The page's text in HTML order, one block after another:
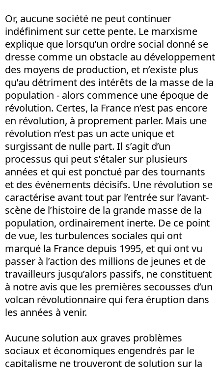
Or, aucune société ne peut continuer
indéfiniment sur cette pente. Le marxisme
explique que lorsqu’un ordre social donné se
dresse comme un obstacle au développement
des moyens de production, et n’existe plus
qu’au détriment des intérêts de la masse de la
population - alors commence une époque de
révolution. Certes, la France n’est pas encore
en révolution, à proprement parler. Mais une
révolution n’est pas un acte unique et
surgissant de nulle part. Il s’agit d’un
processus qui peut s’étaler sur plusieurs
années et qui est ponctué par des tournants
et des événements décisifs. Une révolution se
caractérise avant tout par l’entrée sur l’avant-
scène de l’histoire de la grande masse de la
population, ordinairement inerte. De ce point
de vue, les turbulences sociales qui ont
marqué la France depuis 1995, et qui ont vu
passer à l’action des millions de jeunes et de
travailleurs jusqu’alors passifs, ne constituent
à notre avis que les premières secousses d’un
volcan révolutionnaire qui fera éruption dans
les années à venir.
Aucune solution aux graves problèmes
sociaux et économiques engendrés par le
capitalisme ne trouveront de solution sur la